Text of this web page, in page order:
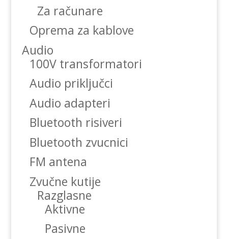
Za računare
Oprema za kablove
Audio
100V transformatori
Audio priključci
Audio adapteri
Bluetooth risiveri
Bluetooth zvucnici
FM antena
Zvučne kutije
Razglasne
Aktivne
Pasivne